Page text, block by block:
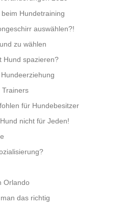
Hundetraining
auswählen?!
zu wählen
Hund spazieren?
Trainers
für Hundebesitzer
nicht für Jeden!
Orlando
das richtig